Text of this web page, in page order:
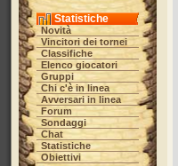
Statistiche
Novità
Vincitori dei tornei
Classifiche
Elenco giocatori
Gruppi
Chi c'è in linea
Avversari in linea
Forum
Sondaggi
Chat
Statistiche
Obiettivi